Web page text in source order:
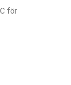
för